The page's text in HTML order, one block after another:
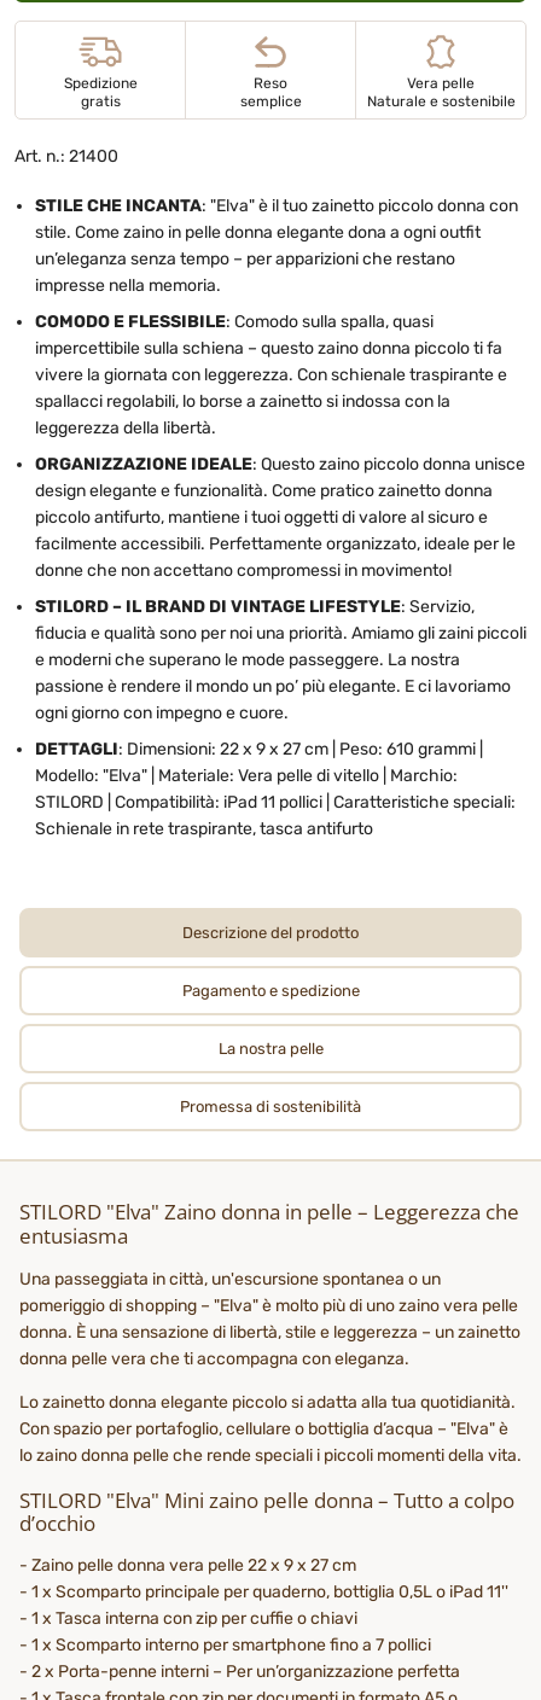
Spedizione
gratis
Reso
semplice
Vera pelle
Naturale e sostenibile
Art. n.: 21400
STILE CHE INCANTA: "Elva" è il tuozainetto piccolo donna con
stile. Comezaino in pelle donna elegante dona a ogni outfit
un’eleganza senza tempo – per apparizioni che restano
impresse nella memoria.
COMODO E FLESSIBILE: Comodo sulla spalla, quasi
impercettibile sulla schiena – questo zaino donna piccolo ti fa
vivere la giornata con leggerezza. Con schienale traspirante e
spallacci regolabili, lo borse a zainetto si indossa con la
leggerezza della libertà.
ORGANIZZAZIONE IDEALE: Questozaino piccolo donna unisce
design elegante e funzionalità. Come praticozainetto donna
piccolo antifurto, mantiene i tuoi oggetti di valore al sicuro e
facilmente accessibili. Perfettamente organizzato, ideale per le
donne che non accettano compromessi in movimento!
STILORD – IL BRAND DI VINTAGE LIFESTYLE: Servizio,
fiducia e qualità sono per noi una priorità. Amiamo gli zaini piccoli
e moderni che superano le mode passeggere. La nostra
passione è rendere il mondo un po’ più elegante. E ci lavoriamo
ogni giorno con impegno e cuore.
DETTAGLI: Dimensioni: 22 x 9 x 27 cm | Peso: 610 grammi |
Modello: "Elva" | Materiale: Vera pelle di vitello | Marchio:
STILORD | Compatibilità: iPad 11 pollici | Caratteristiche speciali:
Schienale in rete traspirante, tasca antifurto
Descrizione del prodotto
Pagamento e spedizione
La nostra pelle
Promessa di sostenibilità
STILORD "Elva" Zaino donna in pelle – Leggerezza che
entusiasma
Una passeggiata in città, un'escursione spontanea o un
pomeriggio di shopping – "Elva" è molto più di uno zaino vera pelle
donna. È una sensazione di libertà, stile e leggerezza – un zainetto
donna pelle vera che ti accompagna con eleganza.
Lo zainetto donna elegante piccolo si adatta alla tua quotidianità.
Con spazio per portafoglio, cellulare o bottiglia d’acqua – "Elva" è
lo zaino donna pelle che rende speciali i piccoli momenti della vita.
STILORD "Elva" Mini zaino pelle donna – Tutto a colpo
d’occhio
- Zaino pelle donna vera pelle 22 x 9 x 27 cm
- 1 x Scomparto principale per quaderno, bottiglia 0,5L o iPad 11''
- 1 x Tasca interna con zip per cuffie o chiavi
- 1 x Scomparto interno per smartphone fino a 7 pollici
- 2 x Porta-penne interni – Per un’organizzazione perfetta